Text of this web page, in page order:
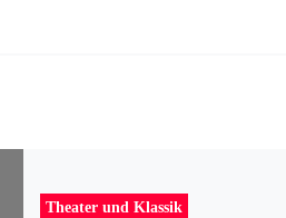
Theater und Klassik